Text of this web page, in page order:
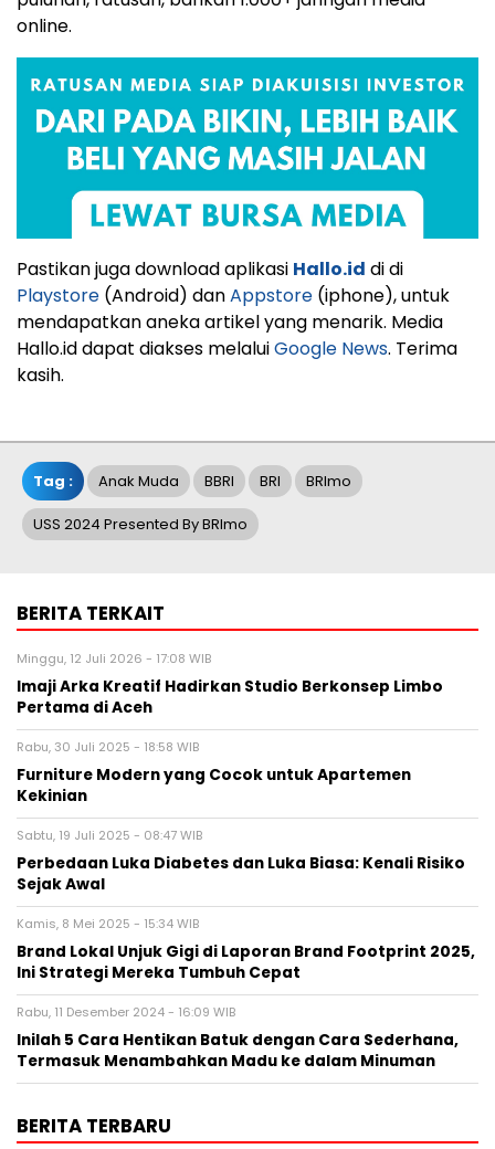
online.
Pastikan juga download aplikasi Hallo.id di di
Playstore (Android) danAppstore (iphone), untuk
mendapatkan aneka artikel yang menarik. Media
Hallo.id dapat diakses melaluiGoogle News. Terima
kasih.
Tag : Anak Muda BBRI BRI BRImo
USS 2024 Presented By BRImo
BERITA TERKAIT
Minggu, 12 Juli 2026 - 17:08 WIB
Imaji Arka Kreatif Hadirkan Studio Berkonsep Limbo
Pertama di Aceh
Rabu, 30 Juli 2025 - 18:58 WIB
Furniture Modern yang Cocok untuk Apartemen
Kekinian
Sabtu, 19 Juli 2025 - 08:47 WIB
Perbedaan Luka Diabetes dan Luka Biasa: Kenali Risiko
Sejak Awal
Kamis, 8 Mei 2025 - 15:34 WIB
Brand Lokal Unjuk Gigi di Laporan Brand Footprint 2025,
Ini Strategi Mereka Tumbuh Cepat
Rabu, 11 Desember 2024 - 16:09 WIB
Inilah 5 Cara Hentikan Batuk dengan Cara Sederhana,
Termasuk Menambahkan Madu ke dalam Minuman
BERITA TERBARU